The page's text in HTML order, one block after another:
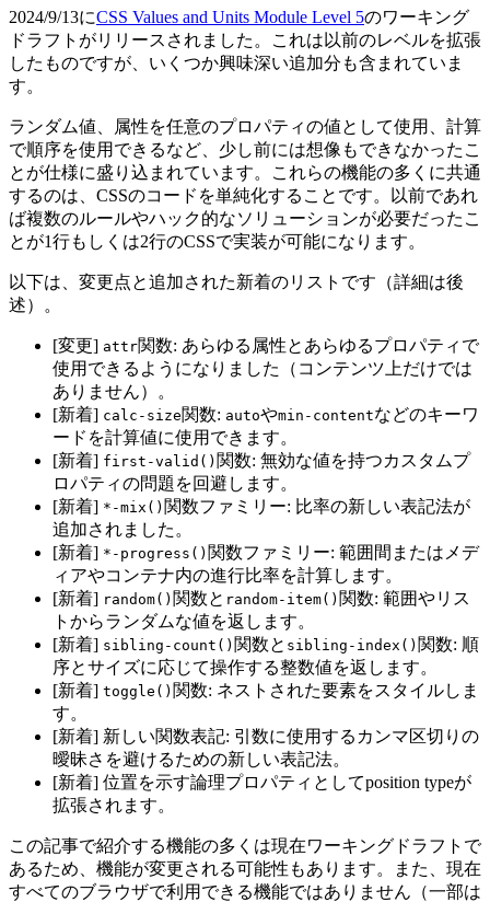
2024/9/13にCSS Values and Units Module Level 5のワーキング
ドラフトがリリースされました。これは以前のレベルを拡張
したものですが、いくつか興味深い追加分も含まれていま
す。
ランダム値、属性を任意のプロパティの値として使用、計算
で順序を使用できるなど、少し前には想像もできなかったこ
とが仕様に盛り込まれています。これらの機能の多くに共通
するのは、CSSのコードを単純化することです。以前であれ
ば複数のルールやハック的なソリューションが必要だったこ
とが1行もしくは2行のCSSで実装が可能になります。
以下は、変更点と追加された新着のリストです（詳細は後
述）。
[変更] attr関数: あらゆる属性とあらゆるプロパティで
使用できるようになりました（コンテンツ上だけでは
ありません）。
[新着] calc-size関数: autoやmin-contentなどのキーワ
ードを計算値に使用できます。
[新着] first-valid() 関数: 無効な値を持つカスタムプ
ロパティの問題を回避します。
[新着] *-mix() 関数ファミリー: 比率の新しい表記法が
追加されました。
[新着] *-progress() 関数ファミリー: 範囲間またはメデ
ィアやコンテナ内の進行比率を計算します。
[新着] random() 関数と random-item() 関数: 範囲やリス
トからランダムな値を返します。
[新着] sibling-count() 関数と sibling-index() 関数: 順
序とサイズに応じて操作する整数値を返します。
[新着] toggle() 関数: ネストされた要素をスタイルしま
す。
[新着] 新しい関数表記: 引数に使用するカンマ区切りの
曖昧さを避けるための新しい表記法。
[新着] 位置を示す論理プロパティとしてposition typeが
拡張されます。
この記事で紹介する機能の多くは現在ワーキングドラフトで
あるため、機能が変更される可能性もあります。また、現在
すべてのブラウザで利用できる機能ではありません（一部は